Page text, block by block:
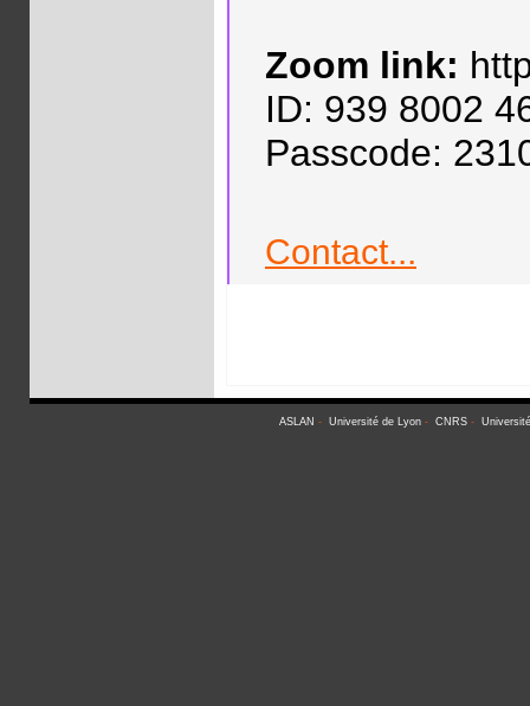
Zoom link:
ID: 939 8002
Passcode:
Contact...
ASLAN - Université de Lyon - CNRS -